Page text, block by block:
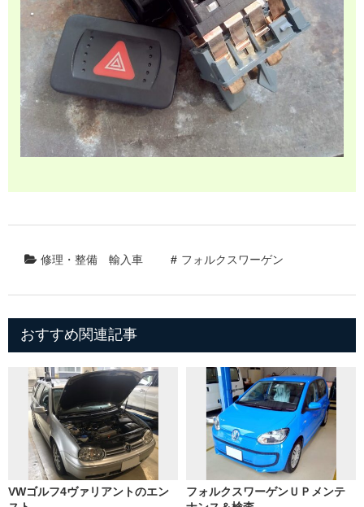
修理・整備 輸入車 フォルクスワーゲン
おすすめ関連記事
VWゴルフ4ヴァリアントのエン
フォルクスワーゲンＵＰメンテ